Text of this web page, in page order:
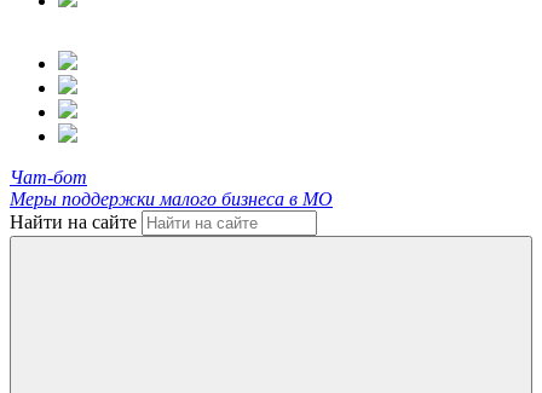
Чат-бот
Меры поддержки малого бизнеса в МО
Найти на сайте